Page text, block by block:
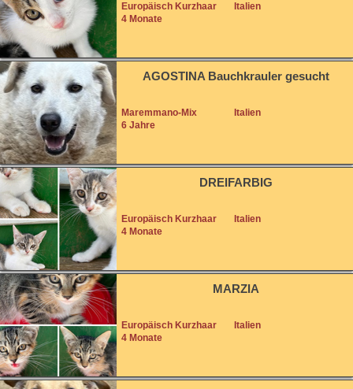
Europäisch Kurzhaar
4 Monate
Italien
AGOSTINA Bauchkrauler gesucht
Maremmano-Mix
6 Jahre
Italien
DREIFARBIG
Europäisch Kurzhaar
4 Monate
Italien
MARZIA
Europäisch Kurzhaar
4 Monate
Italien